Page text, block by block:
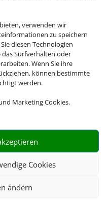
verwenden wir
zu speichern
diesen Technologien
Surfverhalten oder
Wenn Sie ihre
können bestimmte
werden.
Marketing Cookies.
Cookies
ändern